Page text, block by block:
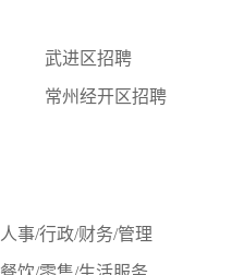
武进区招聘
常州经开区招聘
人事/行政/财务/管理